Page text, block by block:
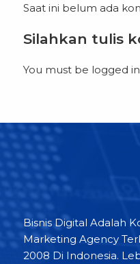
Saat ini belum ada
Silahkan tulis
You must be logged in
Bisnis Digital Adalah
Marketing Agency
2008 Di Indonesia.